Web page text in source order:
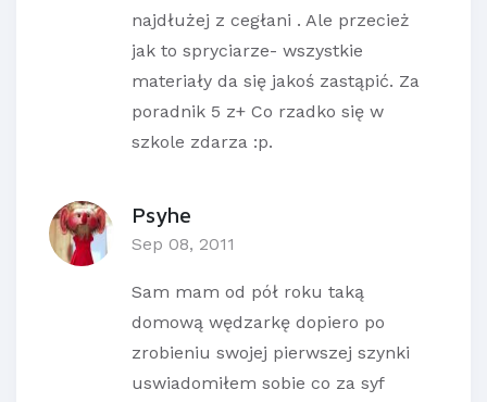
najdłużej z cegłani . Ale przecież
jak to spryciarze- wszystkie
materiały da się jakoś zastąpić. Za
poradnik 5 z+ Co rzadko się w
szkole zdarza :p.
Psyhe
Sep 08, 2011
Sam mam od pół roku taką
domową wędzarkę dopiero po
zrobieniu swojej pierwszej szynki
uswiadomiłem sobie co za syf